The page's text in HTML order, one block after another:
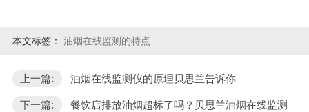
本文标签： 油烟在线监测的特点
上一篇: 油烟在线监测仪的原理贝思兰告诉你
下一篇:
餐饮店排放油烟超标了吗？贝思兰油烟在线监测